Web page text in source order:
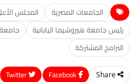
الجامعات المصرية
المجلس
رئيس جامعة هيروشيما اليابانية
جامعة
البرامج المشتركة
Share